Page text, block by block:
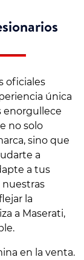
oficiales
única
enorgullece
no solo
sino que
a
a tus
nuestras
la
a Maserati,
en la venta.